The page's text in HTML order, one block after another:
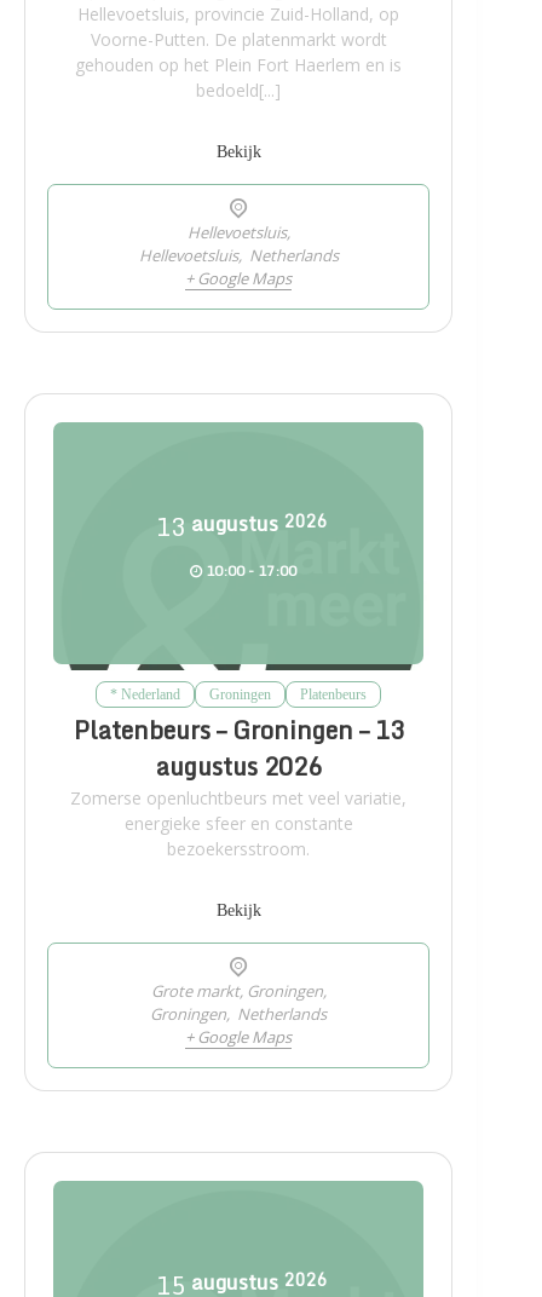
Hellevoetsluis, provincie Zuid-Holland, op
Voorne-Putten. De platenmarkt wordt
gehouden op het Plein Fort Haerlem en is
bedoeld[...]
Bekijk
Hellevoetsluis,
Hellevoetsluis, Netherlands
+ Google Maps
13 augustus 2026
10:00 - 17:00
* Nederland Groningen Platenbeurs
Platenbeurs – Groningen – 13
augustus 2026
Zomerse openluchtbeurs met veel variatie,
energieke sfeer en constante
bezoekersstroom.
Bekijk
Grote markt, Groningen,
Groningen, Netherlands
+ Google Maps
15 augustus 2026